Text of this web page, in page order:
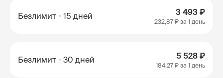
Безлимит 15 дней 3 493 ₽
232,87 ₽ за 1 день
Безлимит 30 дней 5 528 ₽
184,27 ₽ за 1 день